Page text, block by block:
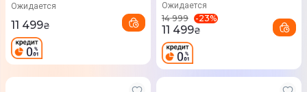
Ожидается
11 499₴
Ожидается
14 999 -23%
11 499₴